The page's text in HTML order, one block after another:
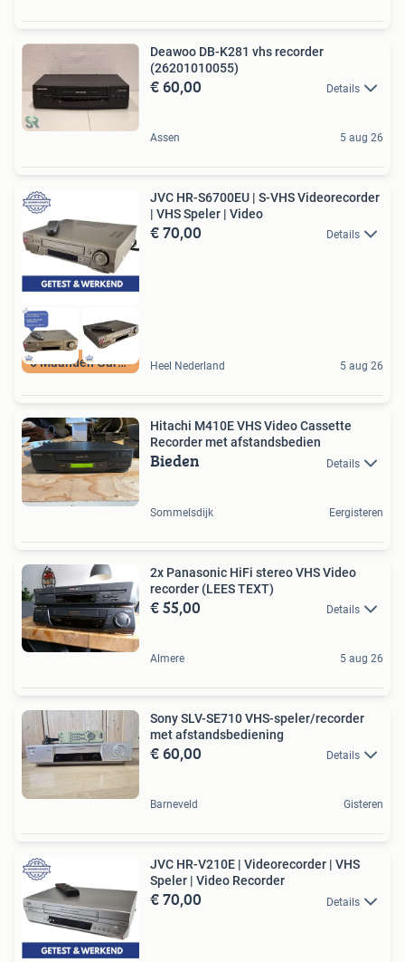
Deawoo DB-K281 vhs recorder
(26201010055)
€ 60,00 Details
Assen 5 aug 26
6 Maanden Garantie
JVC HR-S6700EU | S-VHS Videorecorder
| VHS Speler | Video
€ 70,00 Details
Heel Nederland 5 aug 26
Hitachi M410E VHS Video Cassette
Recorder met afstandsbedien
Bieden Details
Sommelsdijk Eergisteren
2x Panasonic HiFi stereo VHS Video
recorder (LEES TEXT)
€ 55,00 Details
Almere 5 aug 26
Sony SLV-SE710 VHS-speler/recorder
met afstandsbediening
€ 60,00 Details
Barneveld Gisteren
JVC HR-V210E | Videorecorder | VHS
Speler | Video Recorder
€ 70,00 Details